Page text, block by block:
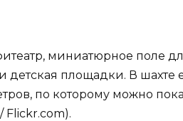
миниатюрное поле
детская площадки. В шахте
по которому можно
Flickr.com).